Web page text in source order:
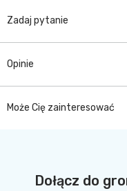
Zadaj pytanie
Opinie
Może Cię zainteresować
Dołącz do